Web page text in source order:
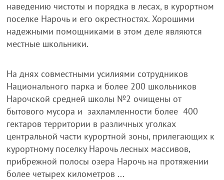
наведению чистоты и порядка в лесах, в курортном
поселке Нарочь и его окрестностях. Хорошими
надежными помощниками в этом деле являются
местные школьники.
На днях совместными усилиями сотрудников
Национального парка и более 200 школьников
Нарочской средней школы №2 очищены от
бытового мусора и захламленности более 400
гектаров территории в различных уголках
центральной части курортной зоны, прилегающих к
курортному поселку Нарочь лесных массивов,
прибрежной полосы озера Нарочь на протяжении
более четырех километров ...